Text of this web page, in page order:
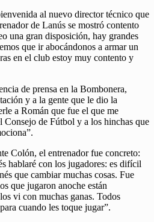
al nuevo director técnico que
de Lanús se mostró contento
una gran disposición, hay grandes
que ir abocándonos a armar un
en el club estoy muy contento y
de prensa en la Bombonera,
y a la gente que le dio la
a Román que fue el que me
Consejo de Fútbol y a los hinchas que
Colón, el entrenador fue concreto:
hablaré con los jugadores: es difícil
que cambiar muchas cosas. Fue
que jugaron anoche están
vi con muchas ganas. Todos
cuando les toque jugar”.